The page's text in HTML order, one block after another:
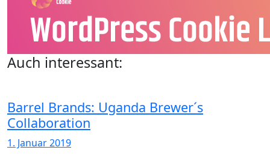
Auch interessant:
Barrel Brands: Uganda Brewer´s
Collaboration
1. Januar 2019